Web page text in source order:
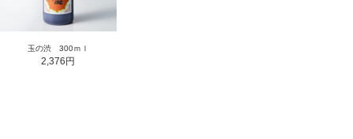
玉の渋 300ｍｌ
2,376円